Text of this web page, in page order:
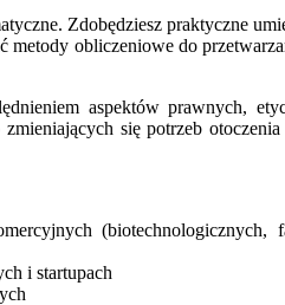
Zdobędziesz praktyczne
obliczeniowe do
aspektów prawnych,
się potrzeb
i startupach